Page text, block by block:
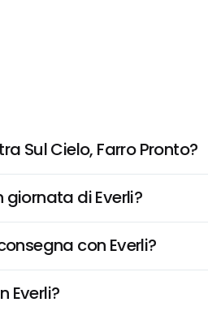
Sul Cielo, Farro Pronto?
di Everli?
con Everli?
Everli?